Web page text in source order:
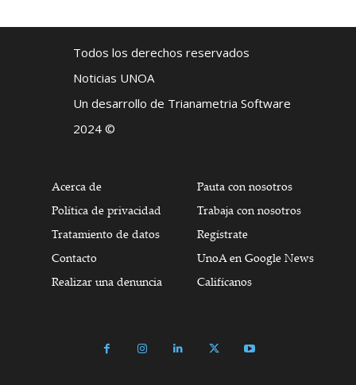
Todos los derechos reservados
Noticias UNOA
Un desarrollo de Trianametria Software
2024 ©
Acerca de
Política de privacidad
Tratamiento de datos
Contacto
Realizar una denuncia
Pauta con nosotros
Trabaja con nosotros
Regístrate
UnoA en Google News
Califícanos